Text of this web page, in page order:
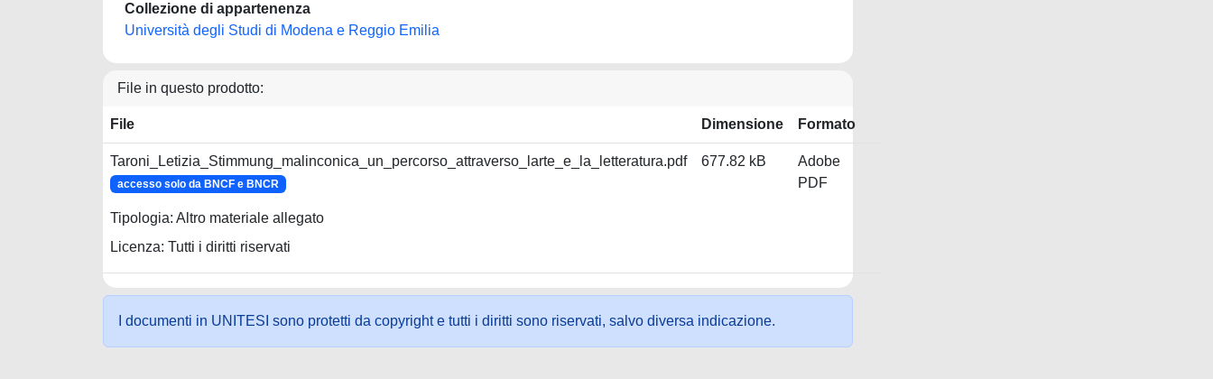
Collezione di appartenenza
Università degli Studi di Modena e Reggio Emilia
File in questo prodotto:
File Dimensione Formato
Taroni_Letizia_Stimmung_malinconica_un_percorso_attraverso_larte_e_la_letteratura.pdf
accesso solo da BNCF e BNCR
Tipologia: Altro materiale allegato
Licenza: Tutti i diritti riservati
677.82 kB
Adobe
PDF
I documenti in UNITESI sono protetti da copyright e tutti i diritti sono riservati, salvo diversa indicazione.